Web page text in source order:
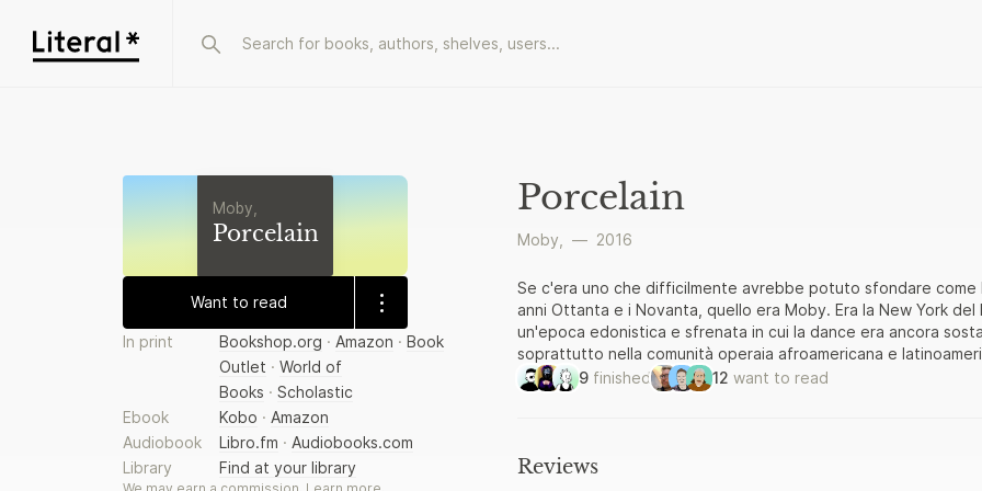
Moby,
Porcelain
Want to read
In print Bookshop.org · Amazon · Book
Outlet · World of
Books · Scholastic
Ebook
Kobo · Amazon
Audiobook
Libro.fm · Audiobooks.com
Library
Find at your library
Porcelain
Moby, — 2016
Se c'era uno che difficilmente avrebbe potuto sfondare come
anni Ottanta e i Novanta, quello era Moby. Era la New York
un'epoca edonistica e sfrenata in cui la dance era ancora
soprattutto nella comunità operaia afroamericana e
ragazzino bianco pelle e ossa proveniente dal cuore del
Quello è stato forse l'ultimo periodo in cui un artista poteva
avrebbe portato a un successo quanto mai effimero. Ecco
9 finished 12 want to read
Reviews